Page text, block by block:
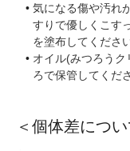
気になる傷や汚れ
すりで優しくこす
を塗布してください
オイル(みつろうク
ろで保管してくだ
＜個体差につい